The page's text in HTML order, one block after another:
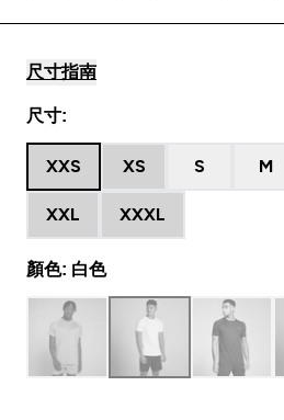
尺寸指南
尺寸:
XXS XS S M
XXL XXXL
顏色: 白色